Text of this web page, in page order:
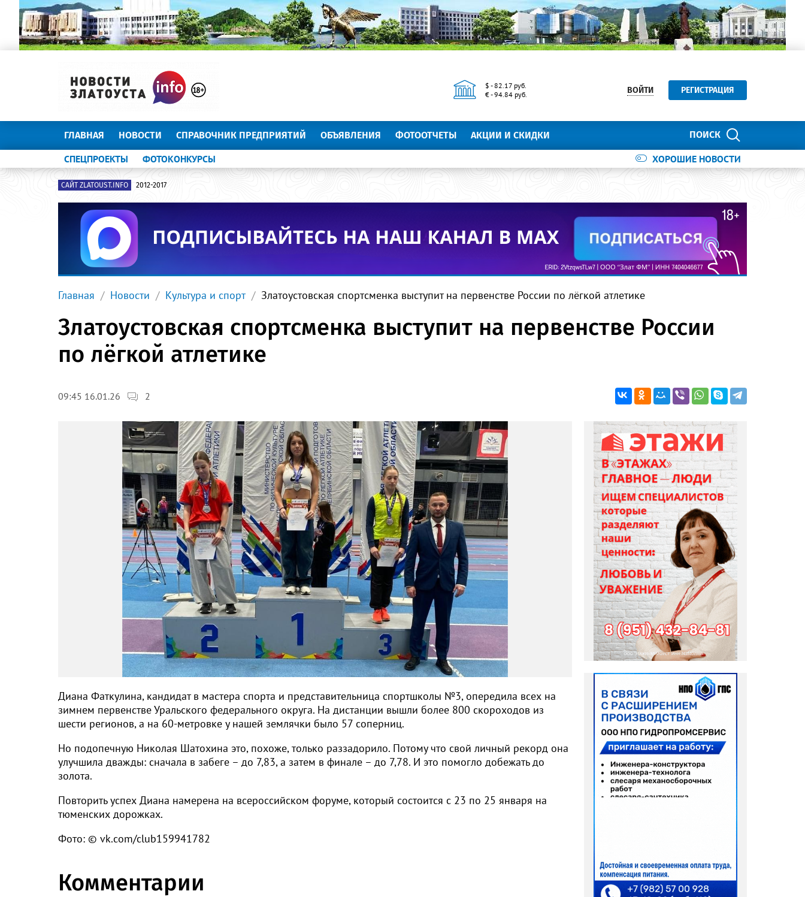
$ - 82.17 руб.
€ - 94.84 руб.
ВОЙТИ РЕГИСТРАЦИЯ
ПОИСК
ГЛАВНАЯ НОВОСТИ СПРАВОЧНИК ПРЕДПРИЯТИЙ ОБЪЯВЛЕНИЯ ФОТООТЧЕТЫ АКЦИИ И СКИДКИ
ХОРОШИЕ НОВОСТИ
СПЕЦПРОЕКТЫ ФОТОКОНКУРСЫ
САЙТ ZLATOUST.INFO 2012-2017
Главная Новости Культура и спорт Златоустовская спортсменка выступит на первенстве России по лёгкой атлетике
Златоустовская спортсменка выступит на первенстве России
по лёгкой атлетике
09:45 16.01.26 2
Диана Фаткулина, кандидат в мастера спорта и представительница спортшколы №3, опередила всех на
зимнем первенстве Уральского федерального округа. На дистанции вышли более 800 скороходов из
шести регионов, а на 60-метровке у нашей землячки было 57 соперниц.
Но подопечную Николая Шатохина это, похоже, только раззадорило. Потому что свой личный рекорд она
улучшила дважды: сначала в забеге – до 7,83, а затем в финале – до 7,78. И это помогло добежать до
золота.
Повторить успех Диана намерена на всероссийском форуме, который состоится с 23 по 25 января на
тюменских дорожках.
Фото: © vk.com/club159941782
Комментарии